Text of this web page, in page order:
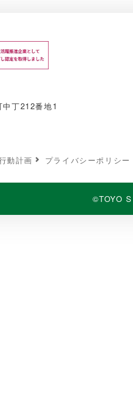
丁212番地1
動計画 プライバシーポリシー
©TOYO